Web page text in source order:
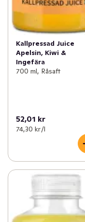
Kallpressad Juice
Apelsin, Kiwi &
Ingefära
700 ml, Råsaft
52,01 kr
74,30 kr /l